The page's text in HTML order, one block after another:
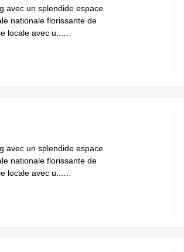
avec un splendide espace
nationale florissante de
locale avec u
avec un splendide espace
nationale florissante de
locale avec u